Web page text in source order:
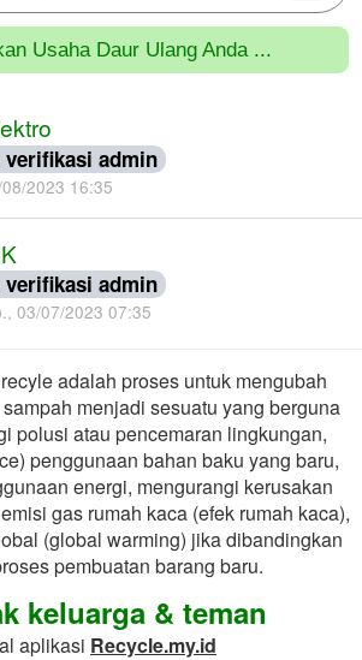
Usaha Daur Ulang Anda ...
verifikasi admin
2023 16:35
verifikasi admin
03/07/2023 07:35
adalah proses untuk mengubah
menjadi sesuatu yang berguna
polusi atau pencemaran lingkungan,
penggunaan bahan baku yang baru,
energi, mengurangi kerusakan
gas rumah kaca (efek rumah kaca),
(global warming) jika dibandingkan
pembuatan barang baru.
keluarga & teman
aplikasi Recycle.my.id